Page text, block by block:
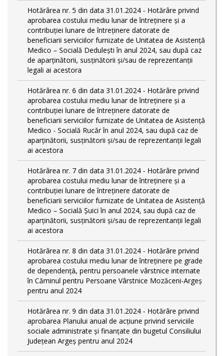
Hotărârea nr. 5 din data 31.01.2024 - Hotărâre privind
aprobarea costului mediu lunar de întreținere și a
contribuției lunare de întreținere datorate de
beneficiarii serviciilor furnizate de Unitatea de Asistență
Medico – Socială Dedulești în anul 2024, sau după caz
de aparținătorii, susținătorii și/sau de reprezentanții
legali ai acestora
Hotărârea nr. 6 din data 31.01.2024 - Hotărâre privind
aprobarea costului mediu lunar de întreținere și a
contribuției lunare de întreținere datorate de
beneficiarii serviciilor furnizate de Unitatea de Asistență
Medico - Socială Rucăr în anul 2024, sau după caz de
aparținătorii, susținătorii și/sau de reprezentanții legali
ai acestora
Hotărârea nr. 7 din data 31.01.2024 - Hotărâre privind
aprobarea costului mediu lunar de întreținere și a
contribuției lunare de întreținere datorate de
beneficiarii serviciilor furnizate de Unitatea de Asistență
Medico – Socială Șuici în anul 2024, sau după caz de
aparținătorii, susținătorii și/sau de reprezentanții legali
ai acestora
Hotărârea nr. 8 din data 31.01.2024 - Hotărâre privind
aprobarea costului mediu lunar de întreţinere pe grade
de dependențǎ, pentru persoanele vârstnice internate
în Căminul pentru Persoane Vârstnice Mozăceni-Argeș
pentru anul 2024
Hotărârea nr. 9 din data 31.01.2024 - Hotărâre privind
aprobarea Planului anual de acțiune privind serviciile
sociale administrate și finanțate din bugetul Consiliului
Județean Argeș pentru anul 2024